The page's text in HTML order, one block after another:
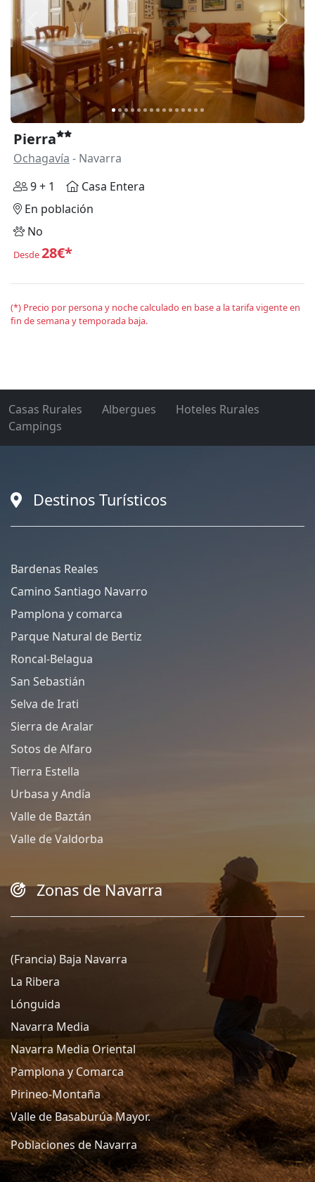
Anterior
Pierra
Ochagavía - Navarra
9 + 1
Casa Entera
En población
No
Desde28€*
(*) Precio por persona y noche calculado en base a la tarifa vigente en
fin de semana y temporada baja.
Casas Rurales Albergues
Hoteles Rurales
Campings
Destinos Turísticos
Bardenas Reales
Camino Santiago Navarro
Pamplona y comarca
Parque Natural de Bertiz
Roncal-Belagua
San Sebastián
Selva de Irati
Sierra de Aralar
Sotos de Alfaro
Tierra Estella
Urbasa y Andía
Valle de Baztán
Valle de Valdorba
Zonas de Navarra
(Francia) Baja Navarra
La Ribera
Lónguida
Navarra Media
Navarra Media Oriental
Pamplona y Comarca
Pirineo-Montaña
Valle de Basaburúa Mayor.
Poblaciones de Navarra